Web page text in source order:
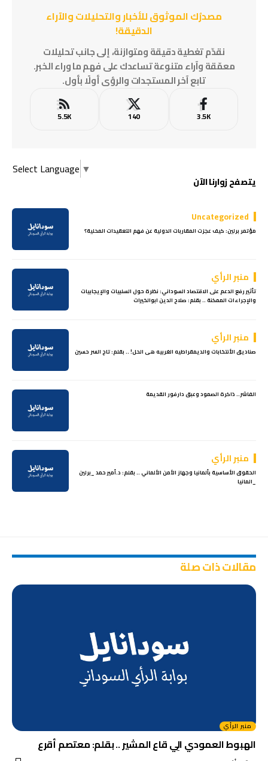
مصدرُك الموثوق للأخبار والتحليلات والآراء
الدقيقة!
نقدّم تغطية دقيقة ومتوازنة، إلى جانب تحليلات
معمّقة وآراء متنوعة تساعدك على فهم ما وراء الخبر.
تابع آخر المستجدات والرؤى أولًا بأول.
3.5K
140
5.5K
Select Language ▼
يتصفح زوارنا الآن
Uncategorized
مؤتمر برلين: كيف عجزت المقاربات الدولية عن فهم التعقيدات المحلية؟
منبر الرأي
تأثير رفع الدعم على الاقتصاد السوداني: نظرة حول السلبيات والإيجابيات
والإجراءات الممكنة .. بقلم: صلاح الدين ابوالخيرات
منبر الرأي
صناديق الأنتخابات والديمقراطيه الغربيه هى الحل! .. بقلم: تاج السر حسين
الفاشر.. ذاكرة الصمود وعبق دارفور القديمة
منبر الرأي
الحقوق الأساسية بألمانيا وجهاز الأمن الألماني .. بقلم: د.أمير حمد _برلين
_المانيا
مقالات ذات صلة
منبر الرأي
الهبوط العمودي الِي قاع المشير .. بقلم: معتصم أقرع